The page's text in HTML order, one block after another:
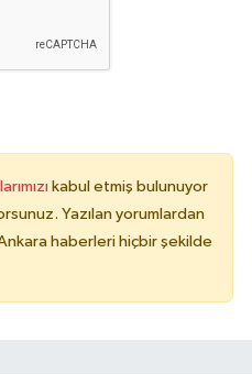
kabul etmiş bulunuyor
Yazılan yorumlardan
haberleri hiçbir şekilde